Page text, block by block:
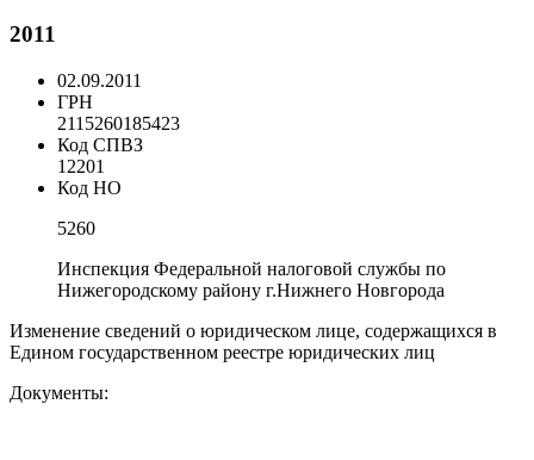
2011
02.09.2011
ГРН
2115260185423
Код СПВЗ
12201
Код НО
5260
Инспекция Федеральной налоговой службы по
Нижегородскому району г.Нижнего Новгорода
Изменение сведений о юридическом лице, содержащихся в
Едином государственном реестре юридических лиц
Документы: